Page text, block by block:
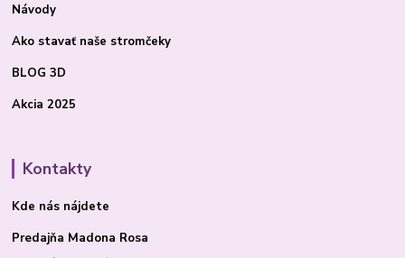
Návody
Ako stavať naše stromčeky
BLOG 3D
Akcia 2025
Kontakty
Kde nás nájdete
Predajňa Madona Rosa